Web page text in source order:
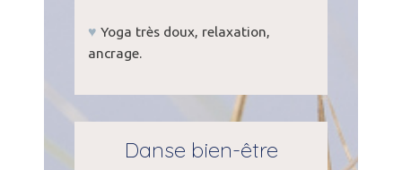
♥ Yoga très doux, relaxation,
ancrage.
Danse bien-être